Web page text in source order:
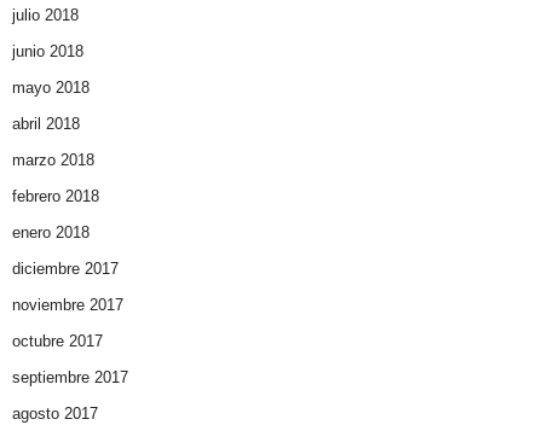
julio 2018
junio 2018
mayo 2018
abril 2018
marzo 2018
febrero 2018
enero 2018
diciembre 2017
noviembre 2017
octubre 2017
septiembre 2017
agosto 2017